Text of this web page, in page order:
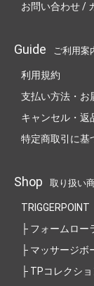
お問い合わせ /
Guide ご利用案
利用規約
支払い方法・お
キャンセル・返
特定商取引に基
Shop 取り扱い
TRIGGERPOINT
├ フォームロー
├ マッサージボ
├ TPコレクショ